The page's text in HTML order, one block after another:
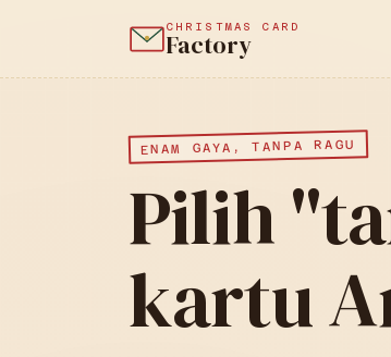
CHRISTMAS CARD
Factory
ENAM GAYA, TANPA RAGU
Pilih
kartu